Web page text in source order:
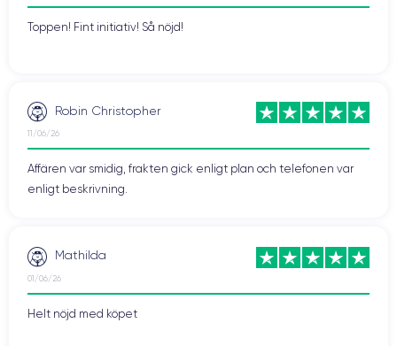
Toppen! Fint initiativ! Så nöjd!
Robin Christopher
11/06/26
Affären var smidig, frakten gick enligt plan och telefonen var
enligt beskrivning.
Mathilda
01/06/26
Helt nöjd med köpet